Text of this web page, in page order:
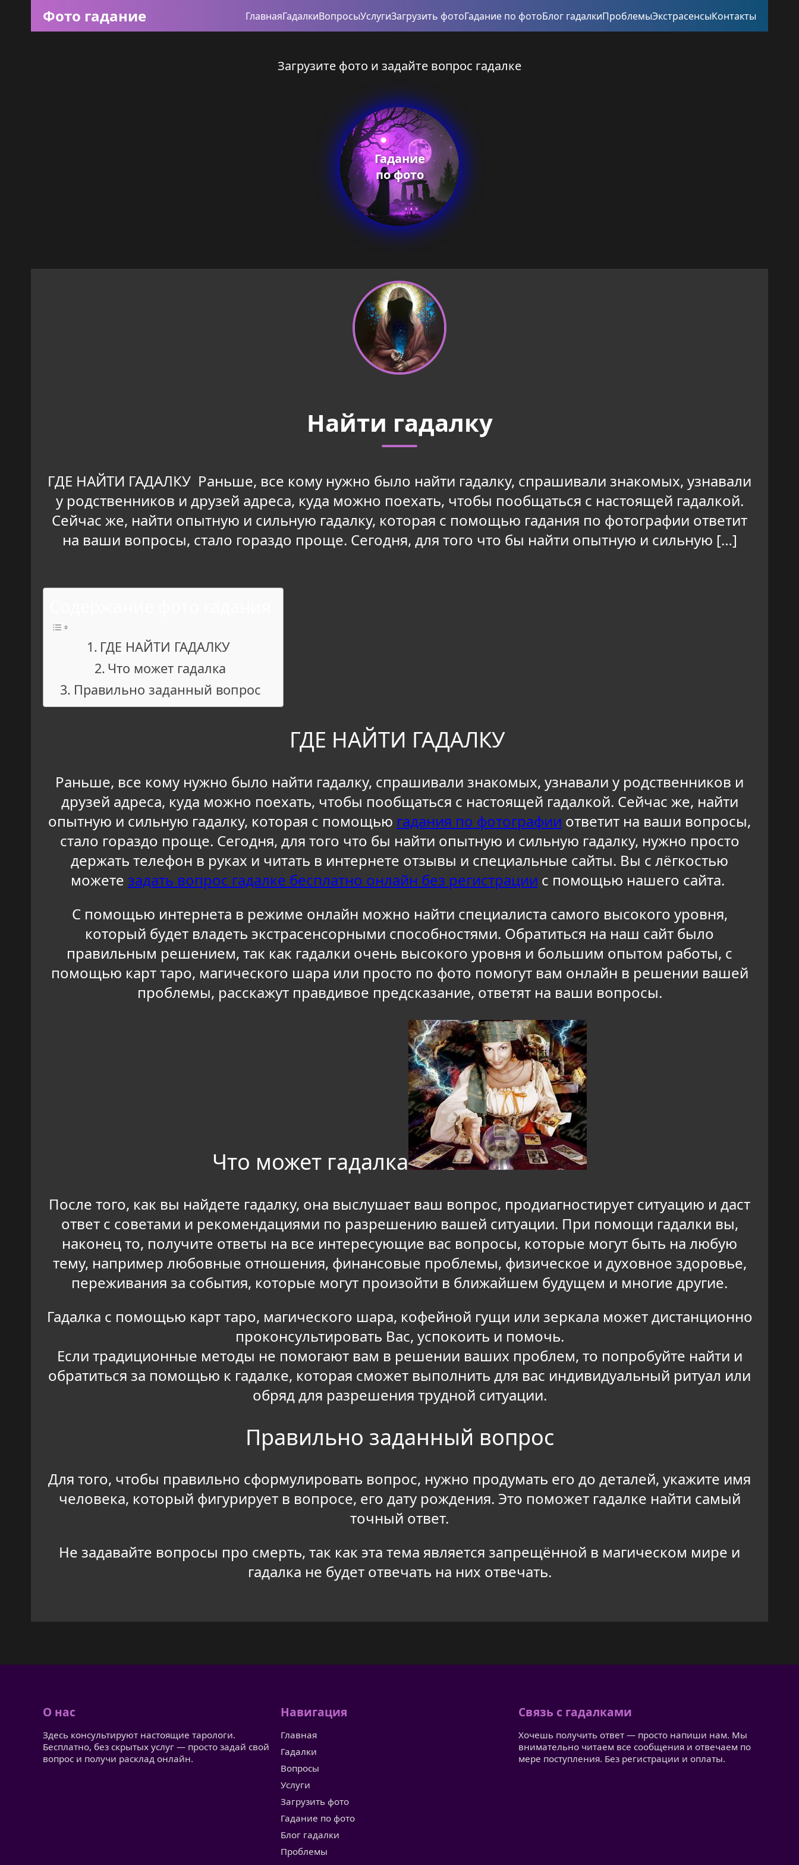
Фото гадание ГлавнаяГадалкиВопросыУслугиЗагрузить фотоГадание по фотоБлог гадалкиПроблемыЭкстрасенсыКонтакты
Загрузите фото и задайте вопрос гадалке
Гадание
по фото
Найти гадалку
ГДЕ НАЙТИ ГАДАЛКУ Раньше, все кому нужно было найти гадалку, спрашивали знакомых, узнавали
у родственников и друзей адреса, куда можно поехать, чтобы пообщаться с настоящей гадалкой.
Сейчас же, найти опытную и сильную гадалку, которая с помощью гадания по фотографии ответит
на ваши вопросы, стало гораздо проще. Сегодня, для того что бы найти опытную и сильную […]
ГДЕ НАЙТИ ГАДАЛКУ
Что может гадалка
Правильно заданный вопрос
ГДЕ НАЙТИ ГАДАЛКУ
Раньше, все кому нужно было найти гадалку, спрашивали знакомых, узнавали у родственников и
друзей адреса, куда можно поехать, чтобы пообщаться с настоящей гадалкой. Сейчас же, найти
опытную и сильную гадалку, которая с помощью гадания по фотографии ответит на ваши вопросы,
стало гораздо проще. Сегодня, для того что бы найти опытную и сильную гадалку, нужно просто
держать телефон в руках и читать в интернете отзывы и специальные сайты. Вы с лёгкостью
можете задать вопрос гадалке бесплатно онлайн без регистрации с помощью нашего сайта.
С помощью интернета в режиме онлайн можно найти специалиста самого высокого уровня,
который будет владеть экстрасенсорными способностями. Обратиться на наш сайт было
правильным решением, так как гадалки очень высокого уровня и большим опытом работы, с
помощью карт таро, магического шара или просто по фото помогут вам онлайн в решении вашей
проблемы, расскажут правдивое предсказание, ответят на ваши вопросы.
Что может гадалка
После того, как вы найдете гадалку, она выслушает ваш вопрос, продиагностирует ситуацию и даст
ответ с советами и рекомендациями по разрешению вашей ситуации. При помощи гадалки вы,
наконец то, получите ответы на все интересующие вас вопросы, которые могут быть на любую
тему, например любовные отношения, финансовые проблемы, физическое и духовное здоровье,
переживания за события, которые могут произойти в ближайшем будущем и многие другие.
Гадалка с помощью карт таро, магического шара, кофейной гущи или зеркала может дистанционно
проконсультировать Вас, успокоить и помочь.
Если традиционные методы не помогают вам в решении ваших проблем, то попробуйте найти и
обратиться за помощью к гадалке, которая сможет выполнить для вас индивидуальный ритуал или
обряд для разрешения трудной ситуации.
Правильно заданный вопрос
Для того, чтобы правильно сформулировать вопрос, нужно продумать его до деталей, укажите имя
человека, который фигурирует в вопросе, его дату рождения. Это поможет гадалке найти самый
точный ответ.
Не задавайте вопросы про смерть, так как эта тема является запрещённой в магическом мире и
гадалка не будет отвечать на них отвечать.
О нас
Здесь консультируют настоящие тарологи.
Бесплатно, без скрытых услуг — просто задай свой
вопрос и получи расклад онлайн.
Навигация
Главная
Гадалки
Вопросы
Услуги
Загрузить фото
Гадание по фото
Блог гадалки
Проблемы
Связь с гадалками
Хочешь получить ответ — просто напиши нам. Мы
внимательно читаем все сообщения и отвечаем по
мере поступления. Без регистрации и оплаты.